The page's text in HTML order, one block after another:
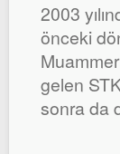
2003
önceki
gelen
sonra da